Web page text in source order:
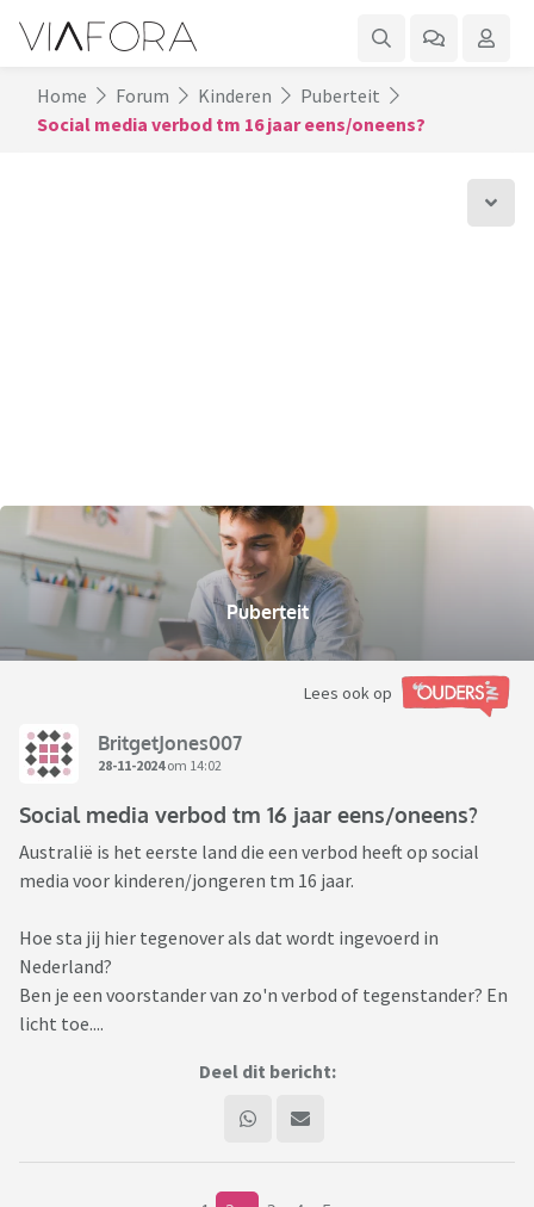
Home Forum Kinderen
Puberteit
Social media verbod tm 16 jaar eens/oneens?
Puberteit
Lees ook op
BritgetJones007
28-11-2024om 14:02
Social media verbod tm 16 jaar eens/oneens?
Australië is het eerste land die een verbod heeft op social
media voor kinderen/jongeren tm 16 jaar.
Hoe sta jij hier tegenover als dat wordt ingevoerd in
Nederland?
Ben je een voorstander van zo'n verbod of tegenstander? En
licht toe....
Deel dit bericht: